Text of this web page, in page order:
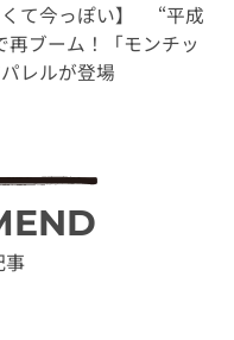
くて今っぽい】 “平成
再ブーム！「モンチッ
レルが登場
事